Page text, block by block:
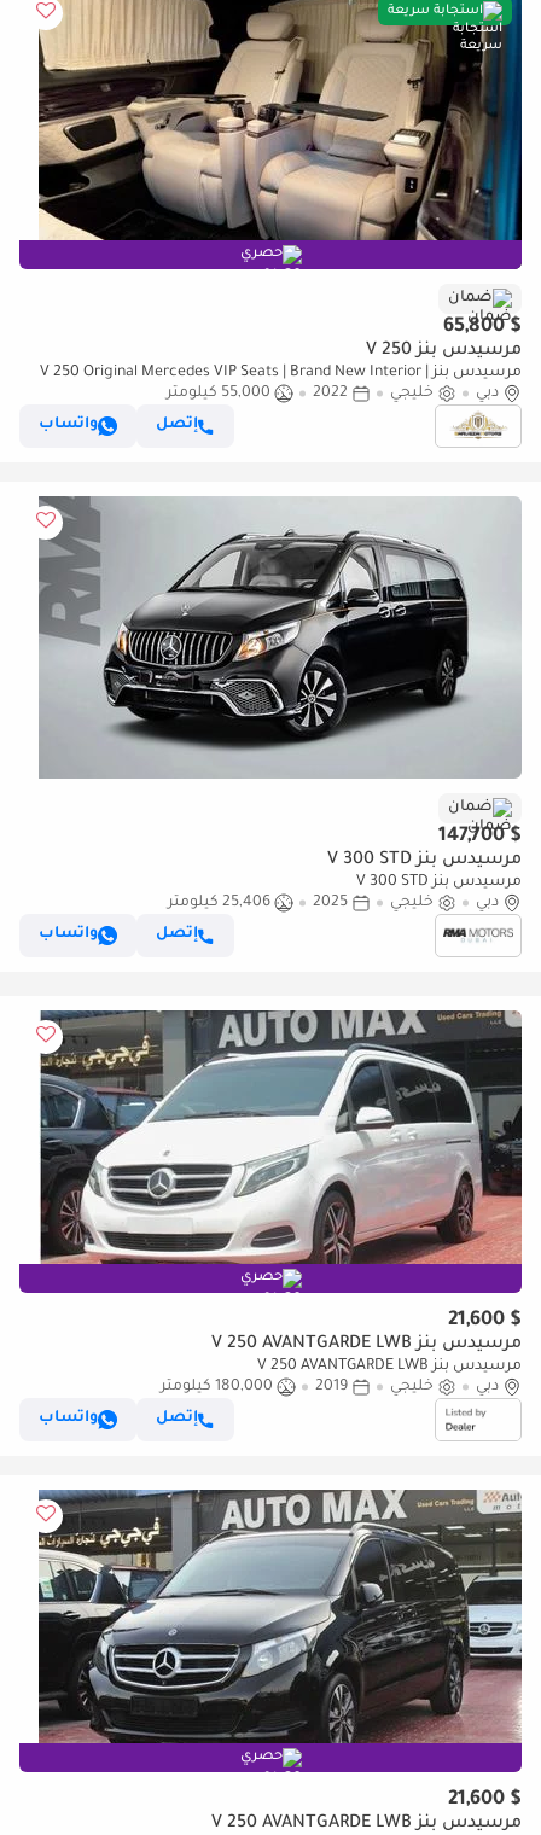
استجابة سريعة
حصري
ضمان
$ 65,800
مرسيدس بنز V 250
مرسيدس بنز V 250 Original Mercedes VIP Seats | Brand New Interior |
Free Bodykit | Star Lights I TV | Full Option
دبي خليجي 2022
55,000 كيلومتر
إتصل
واتساب
ضمان
$ 147,700
مرسيدس بنز V 300 STD
مرسيدس بنز V 300 STD
دبي
خليجي 2025
25,406 كيلومتر
إتصل
واتساب
حصري
$ 21,600
مرسيدس بنز V 250 AVANTGARDE LWB
مرسيدس بنز V 250 AVANTGARDE LWB
دبي
خليجي 2019
180,000 كيلومتر
إتصل
واتساب
حصري
$ 21,600
مرسيدس بنز V 250 AVANTGARDE LWB